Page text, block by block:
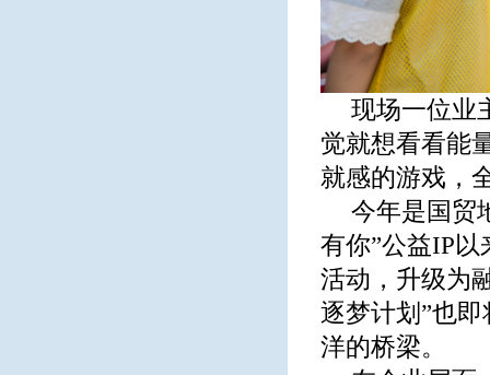
现场一位业
觉就想看看能
就感的游戏，
今年是国贸
有你”公益IP
活动，升级为
逐梦计划”也
洋的桥梁。